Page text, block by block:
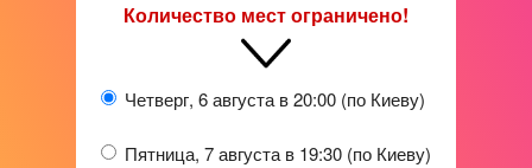
Количество мест ограничено!
Четверг, 6 августа в 20:00 (по Киеву)
Пятница, 7 августа в 19:30 (по Киеву)